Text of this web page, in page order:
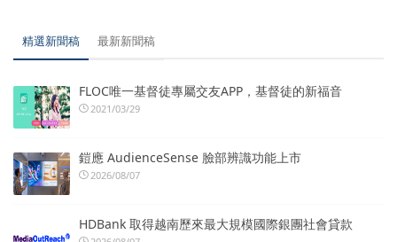
精選新聞稿 最新新聞稿
FLOC唯一基督徒專屬交友APP，基督徒的新福音
2021/03/29
鎧應 AudienceSense 臉部辨識功能上市
2026/08/07
HDBank 取得越南歷來最大規模國際銀團社會貸款